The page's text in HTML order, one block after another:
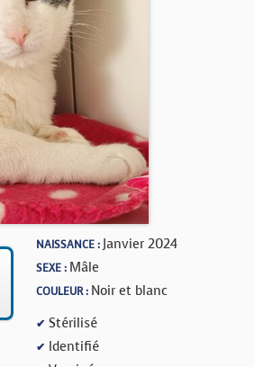
NAISSANCE : Janvier 2024
SEXE : Mâle
COULEUR : Noir et blanc
✔ Stérilisé
✔ Identifié